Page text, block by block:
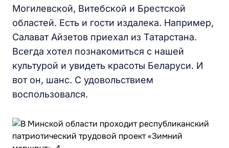
Могилевской, Витебской и Брестской
областей. Есть и гости издалека. Например,
Салават Айзетов приехал из Татарстана.
Всегда хотел познакомиться с нашей
культурой и увидеть красоты Беларуси. И
вот он, шанс. С удовольствием
воспользовался.